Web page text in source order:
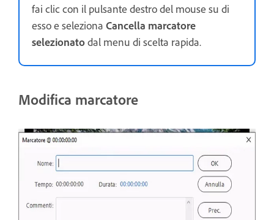
fai clic con il pulsante destro del mouse su di
esso e seleziona Cancella marcatore
selezionatodal menu di scelta rapida.
Modifica marcatore